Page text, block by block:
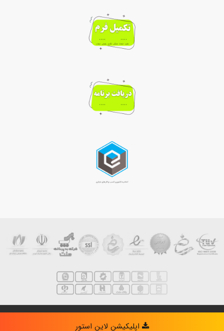
لاین استور
اپلیکیشن لاین استور